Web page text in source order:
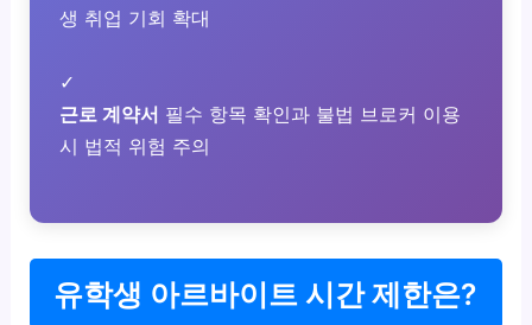
생 취업 기회 확대
✓
근로 계약서 필수 항목 확인과 불법 브로커 이용
시 법적 위험 주의
유학생 아르바이트 시간 제한은?